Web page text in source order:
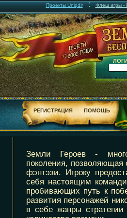
Проекты Uniqdir : Флеш игры -
РЕГИСТРАЦИЯ ПОМОЩЬ